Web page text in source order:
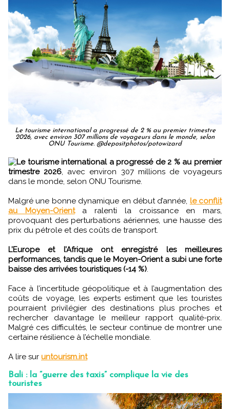
Le tourisme international a progressé de 2 % au premier trimestre
2026, avec environ 307 millions de voyageurs dans le monde, selon
ONU Tourisme. @depositphotos/potowizard
Le tourisme international a progressé de 2 % au premier
trimestre 2026, avec environ 307 millions de voyageurs
dans le monde, selon ONU Tourisme.
Malgré une bonne dynamique en début d’année, le conflit
au Moyen-Orienta ralenti la croissance en mars,
provoquant des perturbations aériennes, une hausse des
prix du pétrole et des coûts de transport.
L’Europe et l’Afrique ont enregistré les meilleures
performances, tandis que le Moyen-Orient a subi une forte
baisse des arrivées touristiques (-14 %).
Face à l’incertitude géopolitique et à l’augmentation des
coûts de voyage, les experts estiment que les touristes
pourraient privilégier des destinations plus proches et
rechercher davantage le meilleur rapport qualité-prix.
Malgré ces difficultés, le secteur continue de montrer une
certaine résilience à l’échelle mondiale.
A lire sur untourism.int
Bali : la “guerre des taxis” complique la vie des
touristes